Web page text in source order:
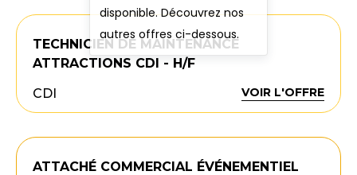
disponible. Découvrez nos
autres offres ci-dessous.
TECHNICIEN DE MAINTENANCE
ATTRACTIONS CDI - H/F
CDI
VOIR L'OFFRE
ATTACHÉ COMMERCIAL ÉVÉNEMENTIEL